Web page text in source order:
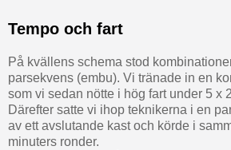
Tempo och fart
På kvällens schema stod
parsekvens (embu). Vi tränade in en
som vi sedan nötte i hög fart under 5 x
Därefter satte vi ihop teknikerna i en
av ett avslutande kast och körde i
minuters ronder.